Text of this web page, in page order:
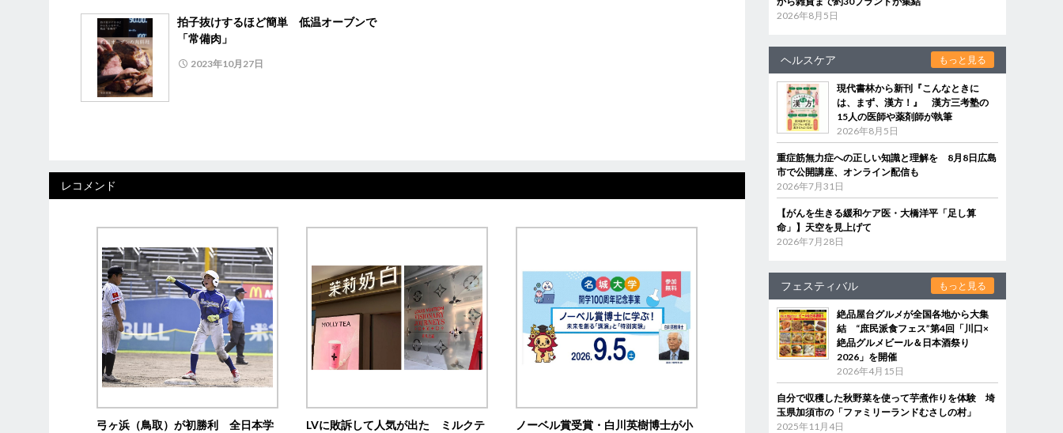
拍子抜けするほど簡単 低温オーブンで
「常備肉」
2023年10月27日
レコメンド
弓ヶ浜（鳥取）が初勝利 全日本学
LVに敗訴して人気が出た ミルクテ
ノーベル賞受賞・白川英樹博士が小
2026年8月5日
ヘルスケア もっと見る
現代書林から新刊『こんなときに
は、まず、漢方！』 漢方三考塾の
15人の医師や薬剤師が執筆
2026年8月5日
重症筋無力症への正しい知識と理解を 8月8日広島
市で公開講座、オンライン配信も
2026年7月31日
【がんを生きる緩和ケア医・大橋洋平「足し算
命」】天空を見上げて
2026年7月28日
フェスティバル もっと見る
絶品屋台グルメが全国各地から大集
結 “庶民派食フェス”第4回「川口×
絶品グルメビール＆日本酒祭り
2026」を開催
2026年4月15日
自分で収穫した秋野菜を使って芋煮作りを体験 埼
玉県加須市の「ファミリーランドむさしの村」
2025年11月4日